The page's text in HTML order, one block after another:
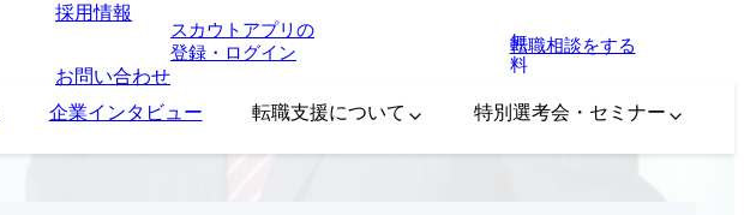
採用情報
お問い合わせ
スカウトアプリの
登録・ログイン
無
料
転職相談をする
企業インタビュー 転職支援について 特別選考会・セミナー